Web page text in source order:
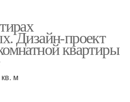
Дизайн-проект
квартиры
м